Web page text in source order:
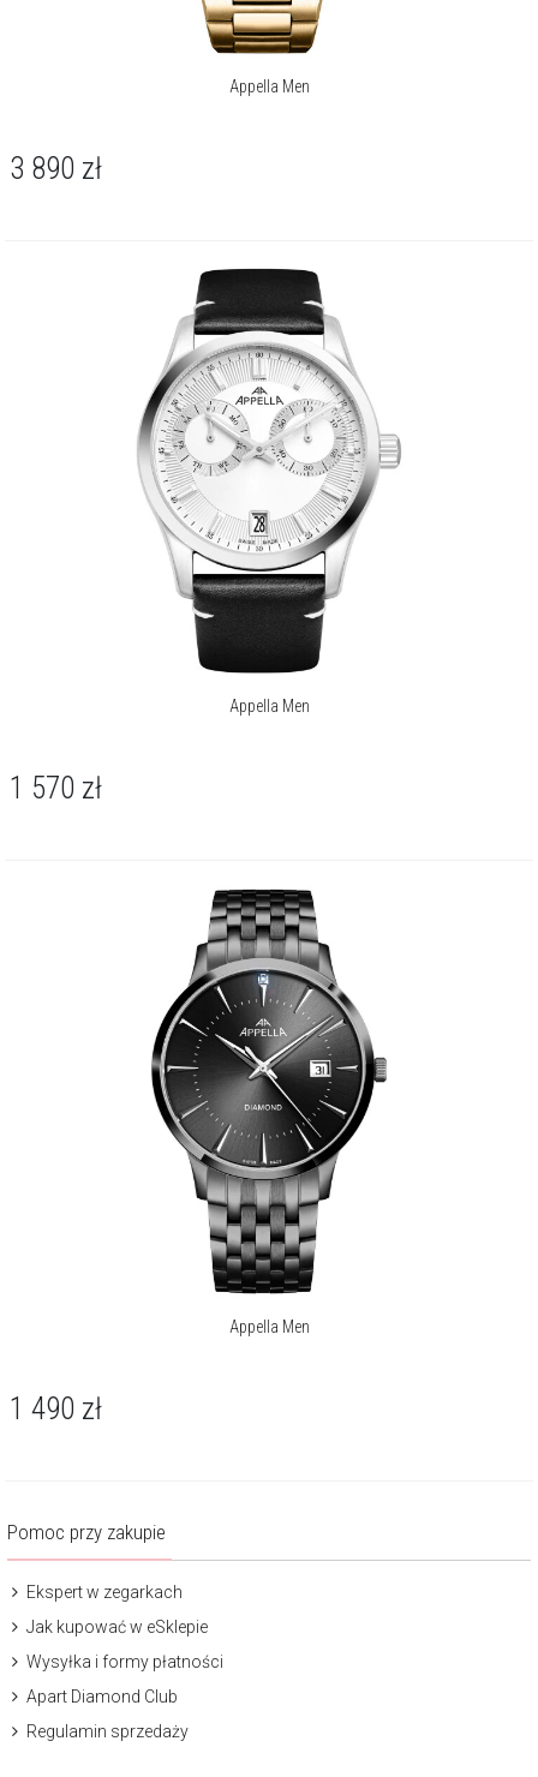
Appella Men
3 890 zł
Appella Men
1 570 zł
Appella Men
1 490 zł
Pomoc przy zakupie
Ekspert w zegarkach
Jak kupować w eSklepie
Wysyłka i formy płatności
Apart Diamond Club
Regulamin sprzedaży